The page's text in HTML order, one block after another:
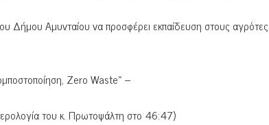
Δήμου Αμυνταίου να προσφέρει εκπαίδευση στους αγρότες
Zero Waste» –
του κ. Πρωτοψάλτη στο 46:47)